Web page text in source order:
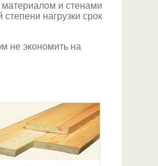
материалом и стенами
нагрузки срок
не экономить на